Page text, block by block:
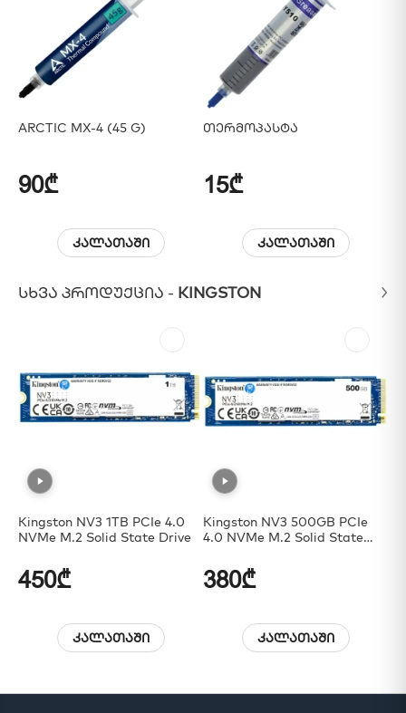
ARCTIC MX-4 (45 G)
90₾
კალათაში
Თერმოპასტა
15₾
კალათაში
ᲡᲮᲕᲐ ᲞᲠᲝᲓᲣᲥᲪᲘᲐ - KINGSTON
Kingston NV3 1TB PCIe 4.0
NVMe M.2 Solid State Drive
450₾
კალათაში
Kingston NV3 500GB PCIe
4.0 NVMe M.2 Solid State
380₾
კალათაში